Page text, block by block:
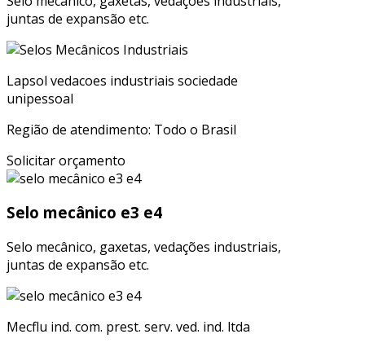
juntas de expansão etc.
Lapsol vedacoes industriais sociedade
unipessoal
Região de atendimento: Todo o Brasil
Solicitar orçamento
Selo mecânico e3 e4
Selo mecânico, gaxetas, vedações industriais,
juntas de expansão etc.
Mecflu ind. com. prest. serv. ved. ind. ltda